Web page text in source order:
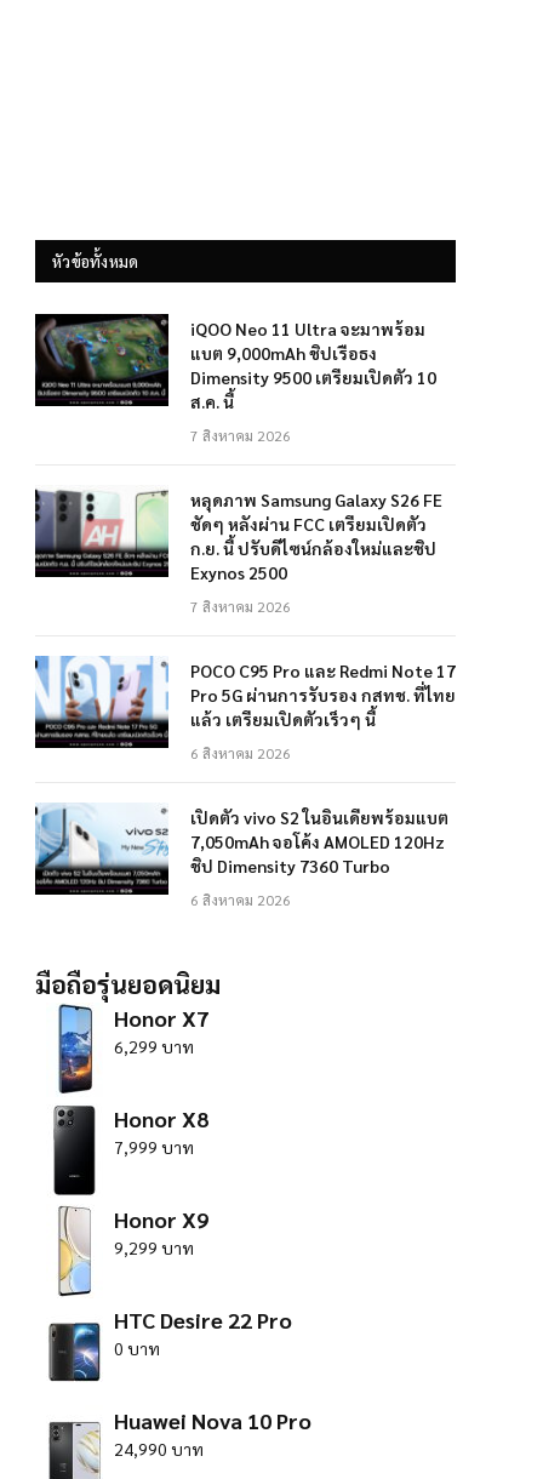
หัวข้อทั้งหมด
iQOO Neo 11 Ultra จะมาพร้อม
แบต 9,000mAh ชิปเรือธง
Dimensity 9500 เตรียมเปิดตัว 10
ส.ค. นี้
7 สิงหาคม 2026
หลุดภาพ Samsung Galaxy S26 FE
ชัดๆ หลังผ่าน FCC เตรียมเปิดตัว
ก.ย. นี้ ปรับดีไซน์กล้องใหม่และชิป
Exynos 2500
7 สิงหาคม 2026
POCO C95 Pro และ Redmi Note 17
Pro 5G ผ่านการรับรอง กสทช. ที่ไทย
แล้ว เตรียมเปิดตัวเร็วๆ นี้
6 สิงหาคม 2026
เปิดตัว vivo S2 ในอินเดียพร้อมแบต
7,050mAh จอโค้ง AMOLED 120Hz
ชิป Dimensity 7360 Turbo
6 สิงหาคม 2026
มือถือรุ่นยอดนิยม
Honor X7
6,299 บาท
Honor X8
7,999 บาท
Honor X9
9,299 บาท
HTC Desire 22 Pro
0 บาท
Huawei Nova 10 Pro
24,990 บาท